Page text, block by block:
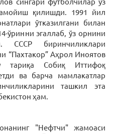
қилишди. 1991 йил
ўтказилгани билан
ўринни эгаллаб, ўз орнини
СССР биринчиликлари
“Пахтакор” Аҳрол Иноятов
тариқа Собиқ Иттифоқ
ва барча мамлакатлар
ташкил эта
ҳам.
"Нефтчи" жамоаси